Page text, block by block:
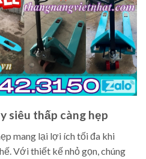
siêu thấp càng hẹp
mang lại lợi ích tối đa khi
Với thiết kế nhỏ gọn, chúng